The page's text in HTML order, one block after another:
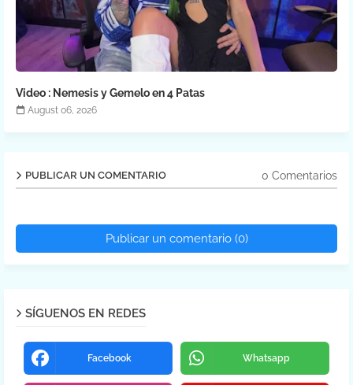
Video : Nemesis y Gemelo en 4 Patas
August 06, 2026
PUBLICAR UN COMENTARIO 0 Comentarios
Publicar un comentario (0)
SÍGUENOS EN REDES
Facebook Whatsapp